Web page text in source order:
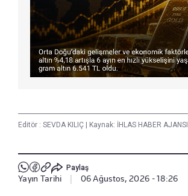
Editör : SEVDA KILIÇ | Kaynak: İHLAS HABER AJANSI
Paylaş
Yayın Tarihi 06 Ağustos, 2026 - 18:26